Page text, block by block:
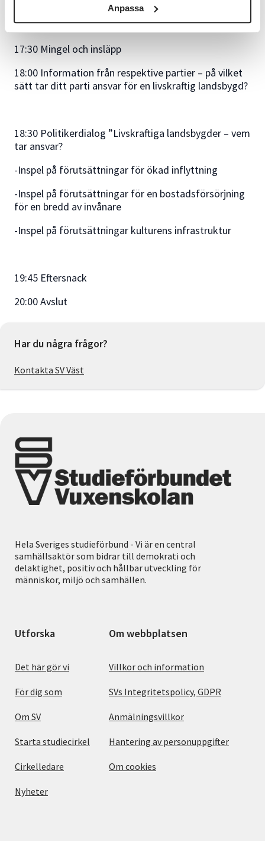
Anpassa
Program
17:30 Mingel och insläpp
18:00 Information från respektive partier – på vilket
sätt tar ditt parti ansvar för en livskraftig landsbygd?
18:30 Politikerdialog ”Livskraftiga landsbygder – vem
tar ansvar?
-Inspel på förutsättningar för ökad inflyttning
-Inspel på förutsättningar för en bostadsförsörjning
för en bredd av invånare
-Inspel på förutsättningar kulturens infrastruktur
19:45 Eftersnack
20:00 Avslut
Har du några frågor?
Kontakta SV Väst
Hela Sveriges studieförbund - Vi är en central
samhällsaktör som bidrar till demokrati och
delaktighet, positiv och hållbar utveckling för
människor, miljö och samhällen.
Utforska
Det här gör vi
För dig som
Om SV
Starta studiecirkel
Cirkelledare
Nyheter
Om webbplatsen
Villkor och information
SVs Integritetspolicy, GDPR
Anmälningsvillkor
Hantering av personuppgifter
Om cookies